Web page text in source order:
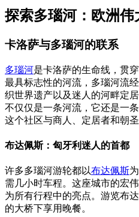
探索多瑙河：欧洲伟
卡洛萨与多瑙河的联系
多瑙河是卡洛萨的生命线，贯
最具标志性的河流，多瑙河流经
织世界遗产以及迷人的河畔定
不仅仅是一条河流，它还是一
这个社区与商人、定居者和朝圣
布达佩斯：匈牙利迷人的首都
许多多瑙河游轮都以布达佩斯
需几小时车程。这座城市的宏
为所有行程中的亮点。游览布
的大桥下享用晚餐。